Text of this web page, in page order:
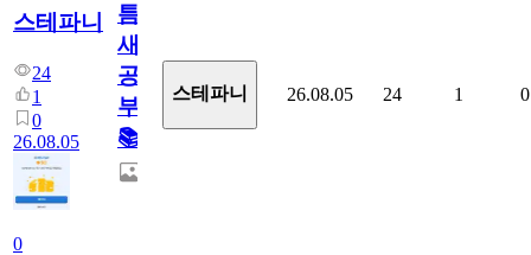
스테파니
24
1
0
26.08.05
0
틈
새
공
부!
📚
스테파니 26.08.05 24 1 0